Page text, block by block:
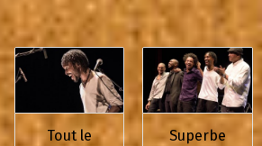
Tout le
Superbe